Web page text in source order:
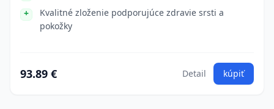
Kvalitné zloženie podporujúce zdravie srsti a
pokožky
93.89 € Detail kúpiť